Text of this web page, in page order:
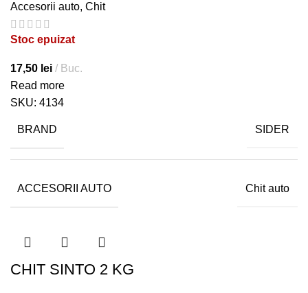
Accesorii auto, Chit
Stoc epuizat
17,50 lei
Buc.
Read more
SKU: 4134
BRAND SIDER
ACCESORII AUTO Chit auto
CHIT SINTO 2 KG